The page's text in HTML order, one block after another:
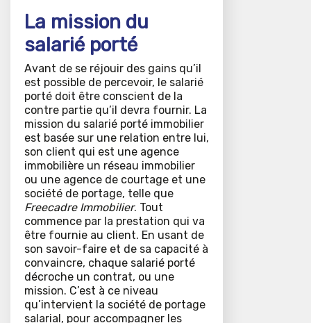
La mission du
salarié porté
Avant de se réjouir des gains qu’il
est possible de percevoir, le salarié
porté doit être conscient de la
contre partie qu’il devra fournir. La
mission du salarié porté immobilier
est basée sur une relation entre lui,
son client qui est une agence
immobilière un réseau immobilier
ou une agence de courtage et une
société de portage, telle que
Freecadre Immobilier. Tout
commence par la prestation qui va
être fournie au client. En usant de
son savoir-faire et de sa capacité à
convaincre, chaque salarié porté
décroche un contrat, ou une
mission. C’est à ce niveau
qu’intervient la société de portage
salarial, pour accompagner les